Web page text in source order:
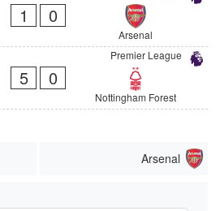
1 0
Arsenal
Premier League
5 0
Nottingham Forest
Arsenal